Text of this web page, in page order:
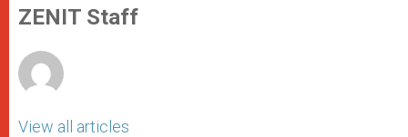
p
p
g
e
o
k
ZENIT Staff
View all articles